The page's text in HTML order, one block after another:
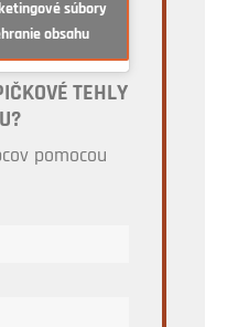
súbory
obsahu
TEHLY
pomocou